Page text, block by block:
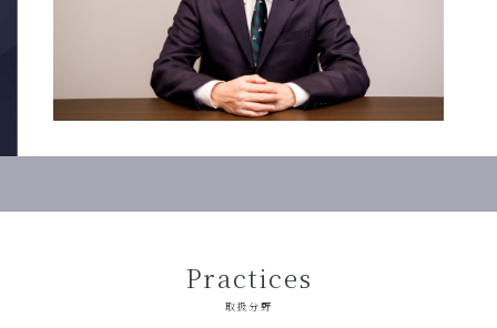
Practices
取扱分野